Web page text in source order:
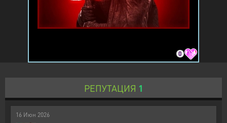
0
РЕПУТАЦИЯ 1
16 Июн 2026